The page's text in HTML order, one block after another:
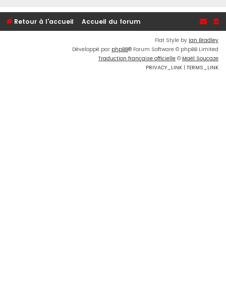
Retour à l'accueil Accueil du forum
Flat Style by Ian Bradley
Développé par phpBB® Forum Software © phpBB Limited
Traduction française officielle © Maël Soucaze
PRIVACY_LINK | TERMS_LINK